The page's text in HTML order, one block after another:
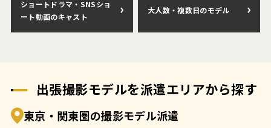
ショートドラマ・SNSショ
ート動画のキャスト
大人数・複数日のモデル
出張撮影モデルを派遣エリアから探す
東京・関東圏の撮影モデル派遣